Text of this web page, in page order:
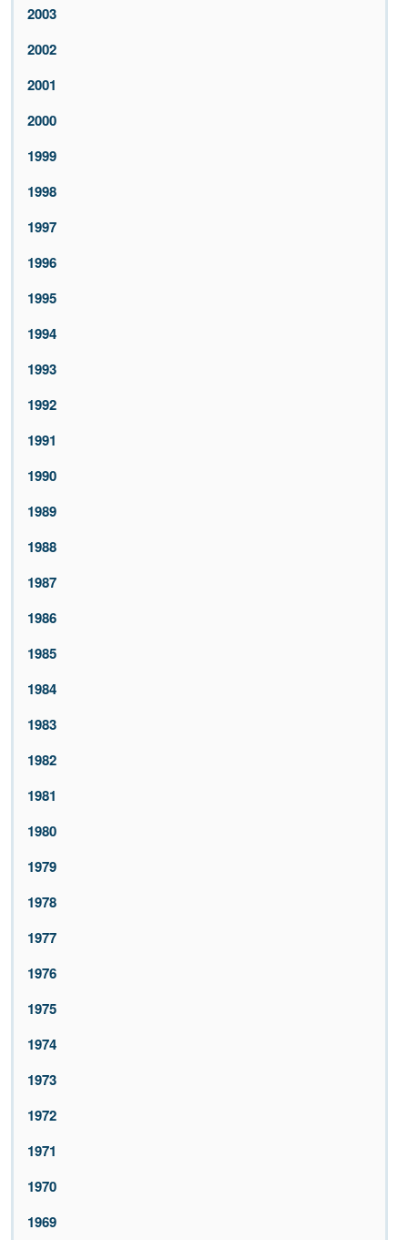
2003
2002
2001
2000
1999
1998
1997
1996
1995
1994
1993
1992
1991
1990
1989
1988
1987
1986
1985
1984
1983
1982
1981
1980
1979
1978
1977
1976
1975
1974
1973
1972
1971
1970
1969